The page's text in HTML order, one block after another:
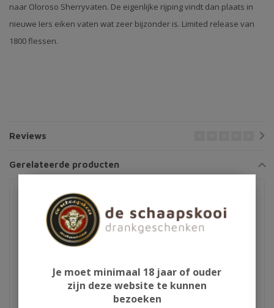
naar Oloroso Sherryvaten. De eigenlijke rijping vindt dan plaats in
nieuwe Iers eiken vaten wat zeer bijzonder is. Limited release van
1800 flessen.
Reviews
Gerelateerde producten
Je moet minimaal 18 jaar of ouder
zijn deze website te kunnen
bezoeken